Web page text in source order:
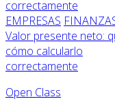
EMPRESAS
Valor presente neto:
cómo calcularlo
correctamente
Open Class